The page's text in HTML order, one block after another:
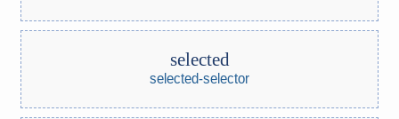
selected
selected-selector